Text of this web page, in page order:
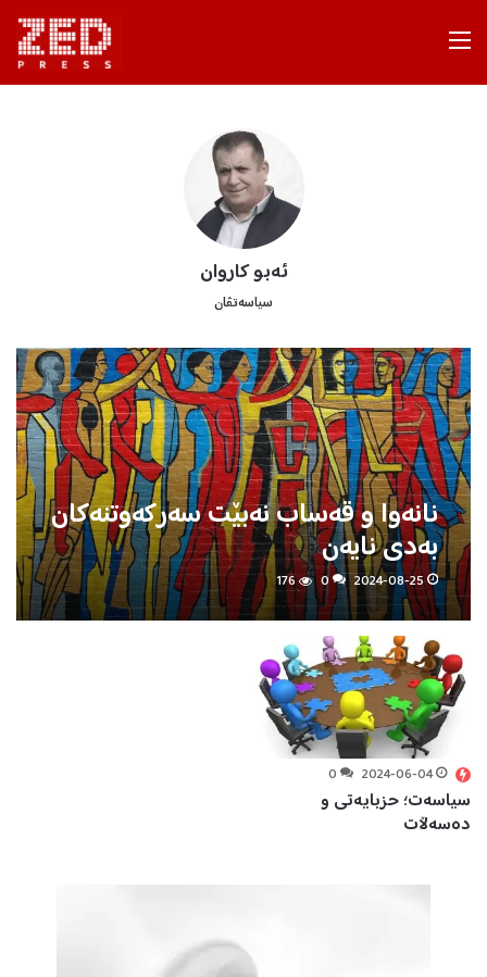
ئەبو کاروان
سیاسەتڤان
نانەوا و قەساب نەبێت سەركەوتنەكان
بەدی نایەن
2024-08-25
0
176
2024-06-04
0
سیاسەت؛ حزبایەتی و
دەسەڵات